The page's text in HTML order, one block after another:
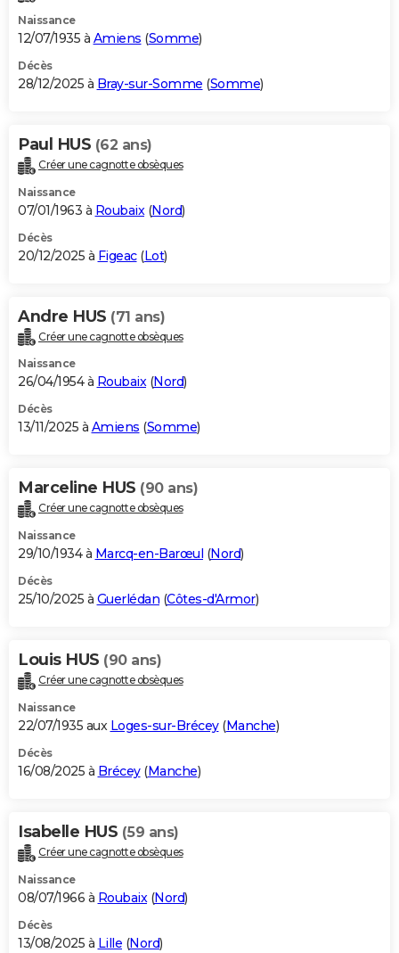
Naissance
12/07/1935 à Amiens (Somme)
Décès
28/12/2025 à Bray-sur-Somme (Somme)
Paul HUS (62 ans)
Créer une cagnotte obsèques
Naissance
07/01/1963 à Roubaix (Nord)
Décès
20/12/2025 à Figeac(Lot)
Andre HUS (71 ans)
Créer une cagnotte obsèques
Naissance
26/04/1954 à Roubaix(Nord)
Décès
13/11/2025 à Amiens (Somme)
Marceline HUS (90 ans)
Créer une cagnotte obsèques
Naissance
29/10/1934 à Marcq-en-Barœul (Nord)
Décès
25/10/2025 à Guerlédan (Côtes-d'Armor)
Louis HUS (90 ans)
Créer une cagnotte obsèques
Naissance
22/07/1935 aux Loges-sur-Brécey(Manche)
Décès
16/08/2025 à Brécey(Manche)
Isabelle HUS (59 ans)
Créer une cagnotte obsèques
Naissance
08/07/1966 à Roubaix(Nord)
Décès
13/08/2025 à Lille (Nord)